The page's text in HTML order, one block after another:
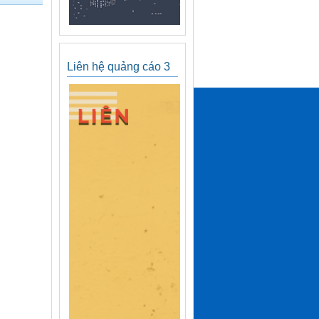
Liên hệ quảng cáo 3